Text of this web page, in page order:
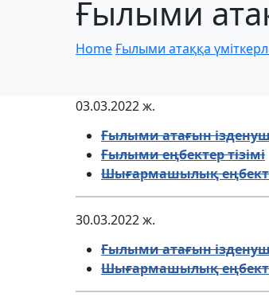
Ғылыми
HomeҒылыми атаққа
03.03.2022 ж.
Ғылыми атағын
Ғылыми еңбектер тізімі
Шығармашылық
30.03.2022 ж.
Ғылыми атағын
Шығармашылық